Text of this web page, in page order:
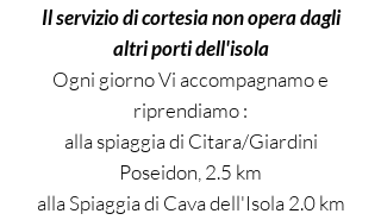
Il servizio di cortesia non opera dagli
altri porti dell'isola
Ogni giorno Vi accompagnamo e
riprendiamo :
alla spiaggia di Citara/Giardini
Poseidon, 2.5 km
alla Spiaggia di Cava dell'Isola 2.0 km